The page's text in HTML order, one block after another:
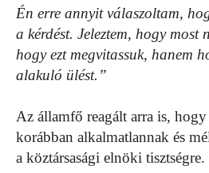
Én erre annyit válaszoltam,
a kérdést. Jeleztem, hogy most
hogy ezt megvitassuk, hanem
alakuló ülést.”
Az államfő reagált arra is, hogy
korábban alkalmatlannak és
a köztársasági elnöki